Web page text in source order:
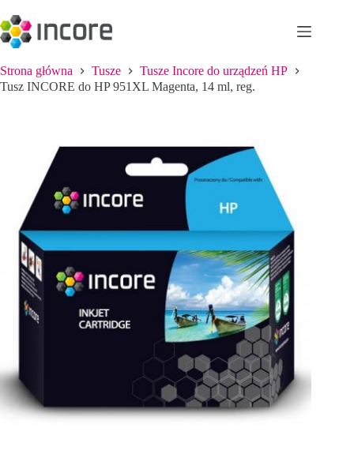
do
treści
Strona główna Tusze
Tusze Incore do urządzeń HP
Tusz INCORE do HP 951XL Magenta, 14 ml, reg.